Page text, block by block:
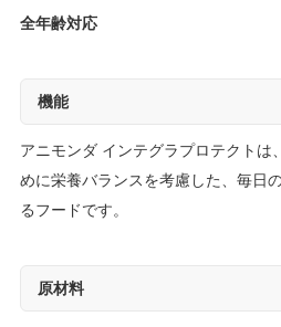
全年齢対応
機能
アニモンダ インテグラプロテクトは
めに栄養バランスを考慮した、毎日
るフードです。
原材料